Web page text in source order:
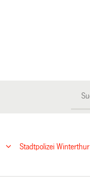
Stadtpolizei Winterthur